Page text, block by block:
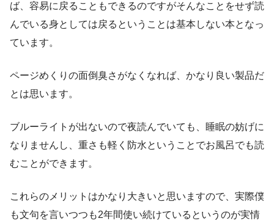
ば、容易に戻ることもできるのですがそんなことをせず読
んでいる身としては戻るということは基本しない本となっ
ています。
ページめくりの面倒臭さがなくなれば、かなり良い製品だ
とは思います。
ブルーライトが出ないので夜読んでいても、睡眠の妨げに
なりませんし、重さも軽く防水ということでお風呂でも読
むことができます。
これらのメリットはかなり大きいと思いますので、実際僕
も文句を言いつつも2年間使い続けているというのが実情